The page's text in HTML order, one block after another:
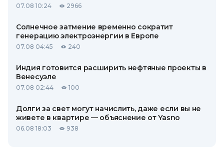
07.08 10:24 2966
Солнечное затмение временно сократит
генерацию электроэнергии в Европе
07.08 04:45 240
Индия готовится расширить нефтяные проекты в
Венесуэле
07.08 02:44 100
Долги за свет могут начислить, даже если вы не
живете в квартире — объяснение от Yasno
06.08 18:03 938